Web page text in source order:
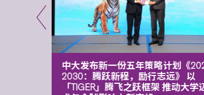
中大发布新一份五年策略计划《
2030：腾跃新程，励行志远》 以
「TIGER」腾飞之跃框架 推动大学